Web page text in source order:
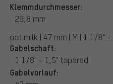
Klemmdurchmesser:
29,8 mm
oat milk | 47 mm | M | 1 1/8"
Gabelschaft:
1 1/8" - 1,5" tapered
Gabelvorlauf: